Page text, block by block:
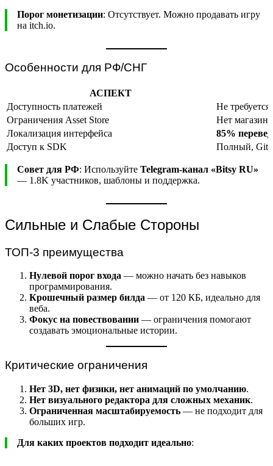
Порог монетизации: Отсутствует. Можно продавать игру
на itch.io.
Особенности для РФ/СНГ
АСПЕКТ
Доступность платежей
Не
Ограничения Asset Store
Нет магазина
Локализация интерфейса
85%
Доступ к SDK
Полный,
Совет для РФ: Используйте Telegram-канал «Bitsy RU»
— 1.8K участников, шаблоны и поддержка.
Сильные и Слабые Стороны
ТОП-3 преимущества
Нулевой порог входа — можно начать без навыков
программирования.
Крошечный размер билда — от 120 КБ, идеально для
веба.
Фокус на повествовании — ограничения помогают
создавать эмоциональные истории.
Критические ограничения
Нет 3D, нет физики, нет анимаций по умолчанию.
Нет визуального редактора для сложных механик.
Ограниченная масштабируемость — не подходит для
больших игр.
Для каких проектов подходит идеально: